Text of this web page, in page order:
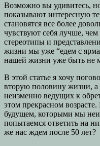
Возможно вы удивитесь,
показывают интересную
становятся все более
чувствуют себя лучше,
стереотипы и
жизни мы уже “едем с
нашей жизни уже быть не
В этой статье я хочу
вторую половину жизни,
неизменно ведущих к
этом прекрасном
будущем, которыми мы
попытаемся ответить на
же нас ждем после 50 лет?